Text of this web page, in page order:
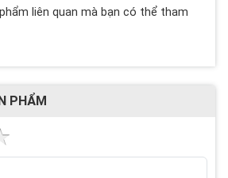
liên quan mà bạn có thể tham
PHẨM